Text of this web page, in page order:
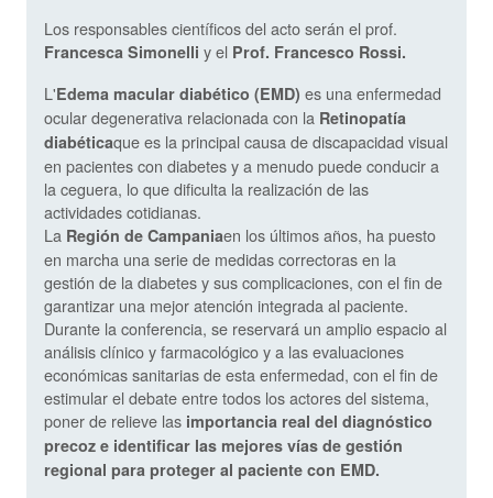
Los responsables científicos del acto serán el prof.
Francesca Simonelli y el Prof. Francesco Rossi.
L'Edema macular diabético (EMD) es una enfermedad
ocular degenerativa relacionada con la Retinopatía
diabéticaque es la principal causa de discapacidad visual
en pacientes con diabetes y a menudo puede conducir a
la ceguera, lo que dificulta la realización de las
actividades cotidianas.
La Región de Campaniaen los últimos años, ha puesto
en marcha una serie de medidas correctoras en la
gestión de la diabetes y sus complicaciones, con el fin de
garantizar una mejor atención integrada al paciente.
Durante la conferencia, se reservará un amplio espacio al
análisis clínico y farmacológico y a las evaluaciones
económicas sanitarias de esta enfermedad, con el fin de
estimular el debate entre todos los actores del sistema,
poner de relieve las importancia real del diagnóstico
precoz e identificar las mejores vías de gestión
regional para proteger al paciente con EMD.